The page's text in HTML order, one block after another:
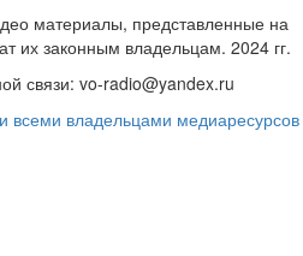
материалы, представленные на
их законным владельцам. 2024 гг.
связи: vo-radio@yandex.ru
всеми владельцами медиаресурсов